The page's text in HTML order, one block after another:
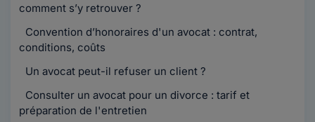
comment s’y retrouver ?
Convention d’honoraires d'un avocat : contrat,
conditions, coûts
Un avocat peut-il refuser un client ?
Consulter un avocat pour un divorce : tarif et
préparation de l'entretien